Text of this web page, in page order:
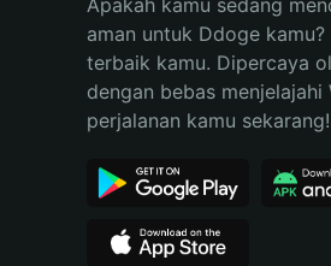
Bahasa Indonesia
Español (Argentina)
Apakah kamu sedang
aman untuk Ddoge
terbaik kamu. Dipercaya
dengan bebas
perjalanan kamu sekarang!